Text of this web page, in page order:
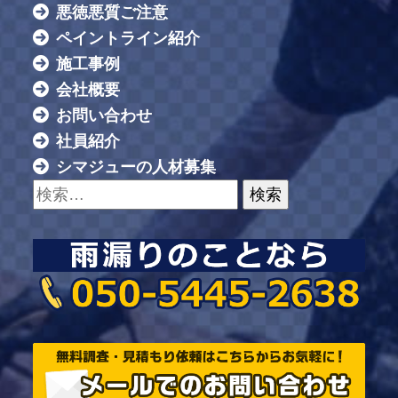
悪徳悪質ご注意
ペイントライン紹介
施工事例
会社概要
お問い合わせ
社員紹介
シマジューの人材募集
検索: